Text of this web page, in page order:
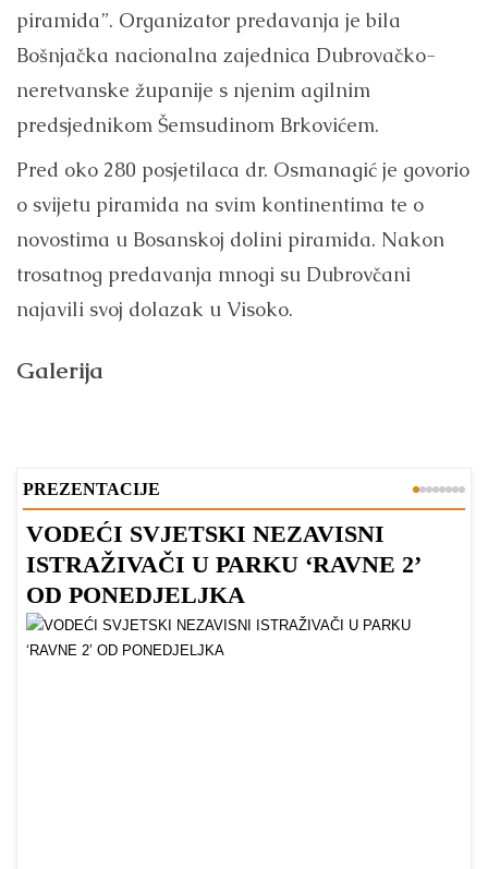
piramida”. Organizator predavanja je bila
Bošnjačka nacionalna zajednica Dubrovačko-
neretvanske županije s njenim agilnim
predsjednikom Šemsudinom Brkovićem.
Pred oko 280 posjetilaca dr. Osmanagić je govorio
o svijetu piramida na svim kontinentima te o
novostima u Bosanskoj dolini piramida. Nakon
trosatnog predavanja mnogi su Dubrovčani
najavili svoj dolazak u Visoko.
Galerija
PREZENTACIJE
VODEĆI SVJETSKI NEZAVISNI
ISTRAŽIVAČI U PARKU ‘RAVNE 2’
OD PONEDJELJKA